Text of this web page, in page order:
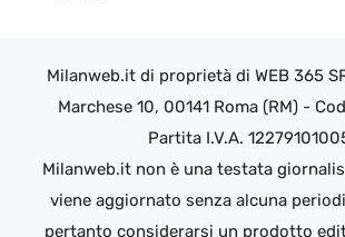
Milanweb.it di proprietà di WEB 365
Marchese 10, 00141 Roma (RM) -
Partita I.V.A.
Milanweb.it non è una testata
viene aggiornato senza alcuna
pertanto considerarsi un prodotto